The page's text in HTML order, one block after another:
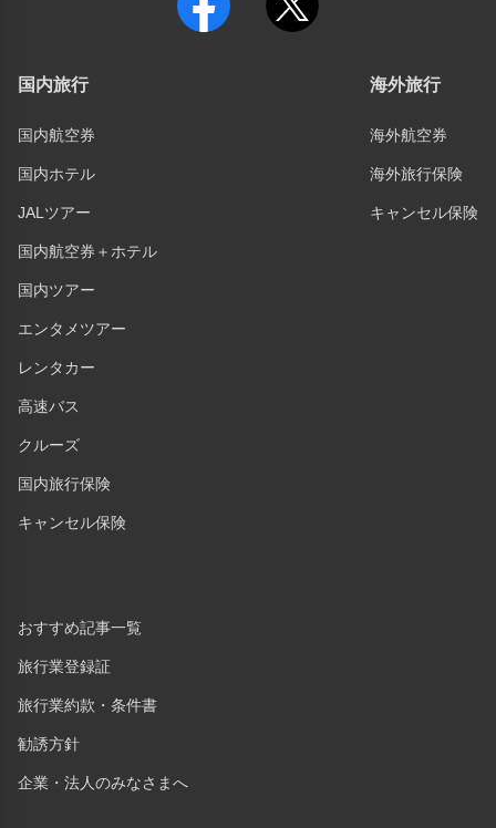
国内旅行
国内航空券
国内ホテル
JALツアー
国内航空券＋ホテル
国内ツアー
エンタメツアー
レンタカー
高速バス
クルーズ
国内旅行保険
キャンセル保険
おすすめ記事一覧
旅行業登録証
旅行業約款・条件書
勧誘方針
企業・法人のみなさまへ
海外旅行
海外航空券
海外旅行保険
キャンセル保険